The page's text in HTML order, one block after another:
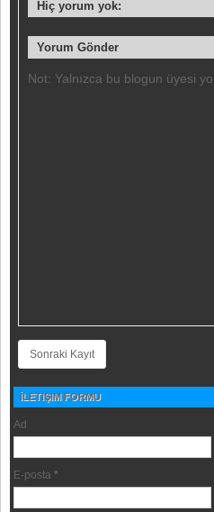
Hiç yorum yok:
Yorum Gönder
Not: Yalnızca bu blogun üyesi
Sonraki Kayıt
İLETIŞIM FORMU
Ad
E-posta*